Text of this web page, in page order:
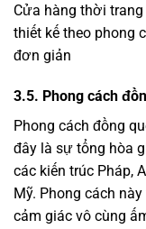
Cửa hàng thời
thiết kế theo phong
đơn giản
3.5. Phong cách
Phong cách đồng
đây là sự tổng hòa
các kiến trúc Pháp,
Mỹ. Phong cách
cảm giác vô cùng